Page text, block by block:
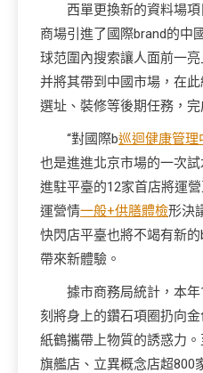
西單更換新的資料場
商場引進了國際brand的中
球范圍內搜索讓人面前一
并將其帶到中國市場，在
選址、裝修等後期任務，完
“對國際b巡迴健康管理
也是進進北京市場的一次
進駐平臺的12家首店將運
運營情一般+供膳體檢形決
快閃店平臺也將不竭有新
帶來新體驗。
據市商務局統計，本年
刻將身上的鑽石項圈扔向
紙鶴攜帶上物質的誘惑力
旗艦店、立異概念店超800